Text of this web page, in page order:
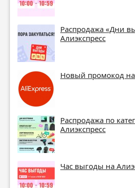
Распродажа «Дни
Алиэкспресс
Новый промокод на
Распродажа по
Алиэкспресс
Час выгоды на